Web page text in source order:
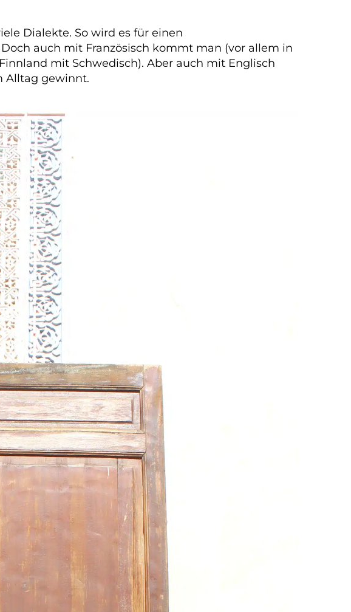
Dialekte. So wird es für einen
auch mit Französisch kommt man (vor allem in
mit Schwedisch). Aber auch mit Englisch
Alltag gewinnt.